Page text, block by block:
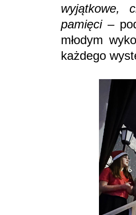
wyjątkowe,
pamięci –
młodym
każdego